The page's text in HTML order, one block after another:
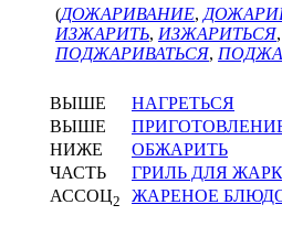
(ДОЖАРИВАНИЕ,
ИЗЖАРИТЬ, ИЗЖАРИТЬСЯ,
ПОДЖАРИВАТЬСЯ,
ВЫШЕ
НАГРЕТЬСЯ
ВЫШЕ
НИЖЕ
ОБЖАРИТЬ
ЧАСТЬ
ГРИЛЬ ДЛЯ
АССОЦ2 ЖАРЕНОЕ